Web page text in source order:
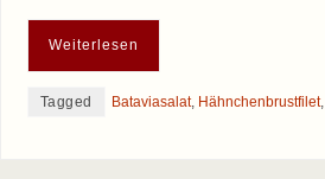
Weiterlesen
Tagged Bataviasalat, Hähnchenbrustfilet,